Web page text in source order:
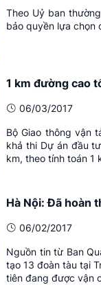
Theo Uỷ ban
bảo quyền lựa chọn
1 km đường cao
06/03/2017
Bộ Giao thông vận
khả thi Dự án đầu
km, theo tính toán 1
Hà Nội: Đã hoàn
06/02/2017
Nguồn tin từ Ban
tạo 13 đoàn tàu tại
tiên đang được vận